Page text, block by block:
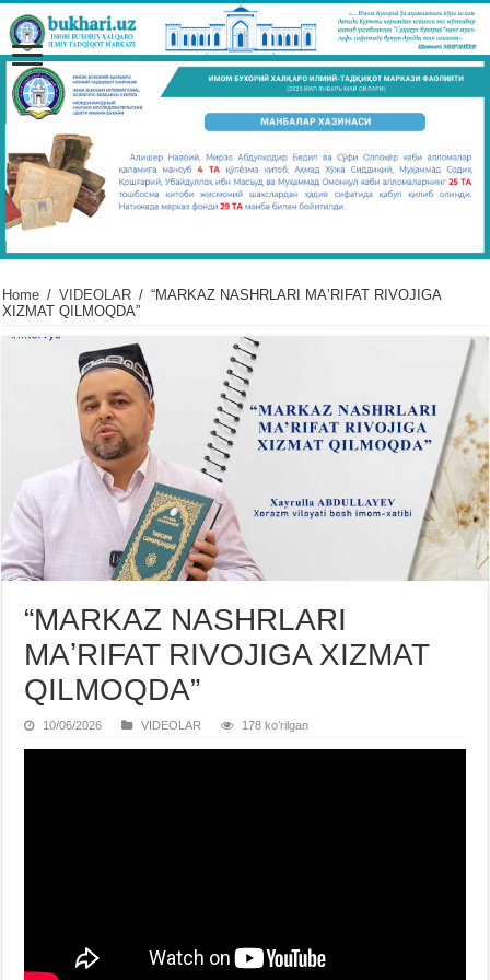
Home / VIDЕOLAR / “MARKAZ NASHRLARI MAʼRIFAT RIVOJIGA
XIZMAT QILMOQDA”
“MARKAZ NASHRLARI
MAʼRIFAT RIVOJIGA XIZMAT
QILMOQDA”
10/06/2026 VIDЕOLAR 178 koʻrilgan